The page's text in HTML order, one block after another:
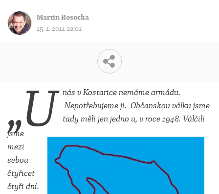
Martin Rosocha
15. 1. 2011 22:01
„U nás v Kostaricenemáme armádu.
Nepotřebujeme ji. Občanskou válku jsme
tady měli jen jedno u, v roce 1948. Válčili
jsme
mezi
sebou
čtyřicet
čtyři dní.